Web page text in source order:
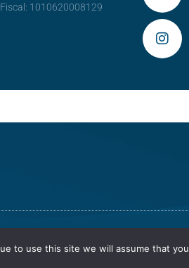
1010620008129
to use this site we will assume that